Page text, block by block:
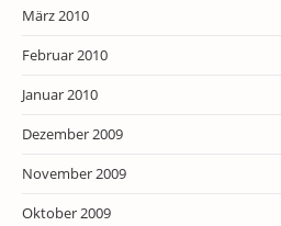
März 2010
Februar 2010
Januar 2010
Dezember 2009
November 2009
Oktober 2009